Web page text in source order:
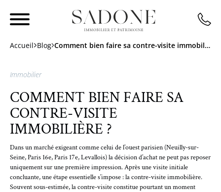
Accueil Blog Comment bien faire sa contre-visite immobilière ?
Immobilier
COMMENT BIEN FAIRE SA
CONTRE-VISITE
IMMOBILIÈRE ?
Dans un marché exigeant comme celui de l’ouest parisien (Neuilly-sur-
Seine, Paris 16e, Paris 17e, Levallois) la décision d’achat ne peut pas reposer
uniquement sur une première impression. Après une visite initiale
concluante, une étape essentielle s’impose : la contre-visite immobilière.
Souvent sous-estimée, la contre-visite constitue pourtant un moment